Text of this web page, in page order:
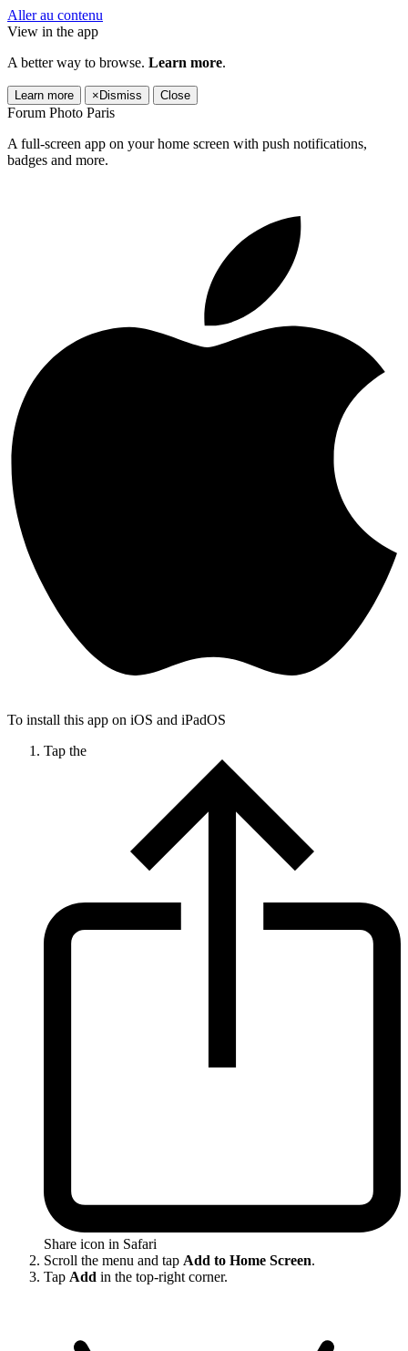
Aller au contenu
View in the app
A better way to browse. Learn more.
Learn more × Dismiss Close
Forum Photo Paris
A full-screen app on your home screen with push notifications,
badges and more.
To install this app on iOS and iPadOS
Tap the
Share icon in Safari
Scroll the menu and tap Add to Home Screen.
Tap Add in the top-right corner.